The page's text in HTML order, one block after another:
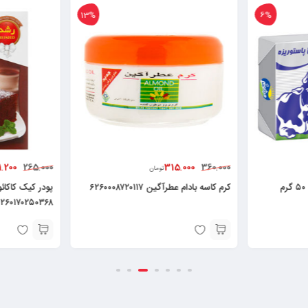
6%
کره حیوانی پاستوریزه میهن ۵۰ گرم
13%
360.000
315.000تومان
کرم کاسه بادام عطرآگین ۶۲۶۰۰۰۸۷۲۰۱۱۷
265.000